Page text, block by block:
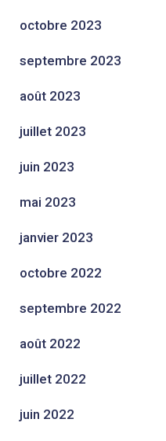
octobre 2023
septembre 2023
août 2023
juillet 2023
juin 2023
mai 2023
janvier 2023
octobre 2022
septembre 2022
août 2022
juillet 2022
juin 2022